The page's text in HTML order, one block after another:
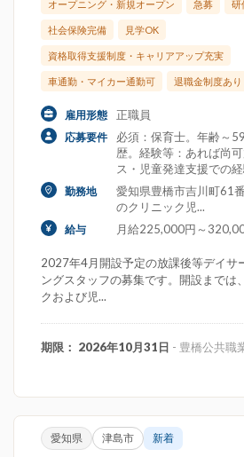
オープニング・新規オープン 急募 研
社会保険完備 見学OK
資格取得支援制度・キャリアアップ充実
車通勤・マイカー通勤可 退職金制度あり
雇用形態 正職員
応募要件
必須：保育士。年齢～
歴。経験等：あれば尚
ス・児童発達支援での経
勤務地
愛知県豊橋市吉川町61
のクリニック児...
給与 月給225,000円～
2027年4月開設予定の放課後等デイサ
ングスタッフの募集です。開設までは
クおよび児...
期限： 2026年10月31日 - 豊橋公共職
愛知県 津島市 新着